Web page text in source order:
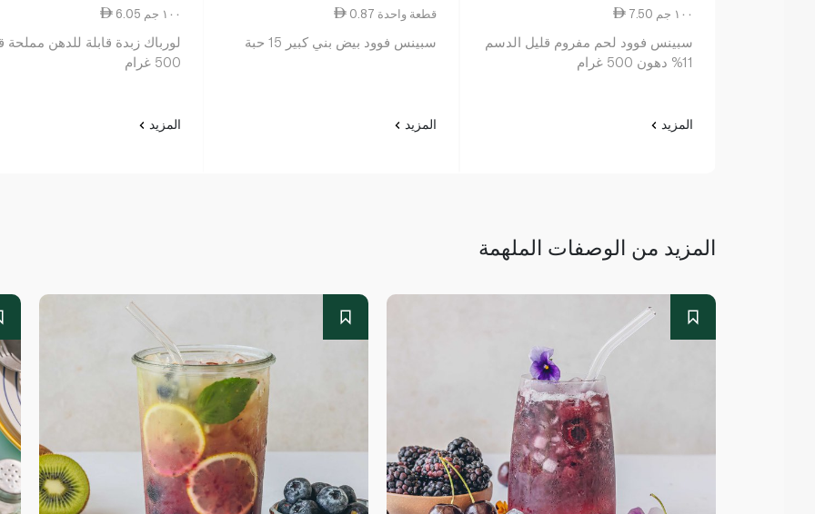
7.50 ١٠٠ جم
سبينس فوود لحم مفروم قليل الدسم
11% دهون 500 غرام
المزيد
0.87 قطعة واحدة
سبينس فوود بيض بني كبير 15 حبة
المزيد
6.05 ١٠٠ جم
لورباك زبدة قابلة للدهن مملحة
500 غرام
المزيد
المزيد من الوصفات الملهمة